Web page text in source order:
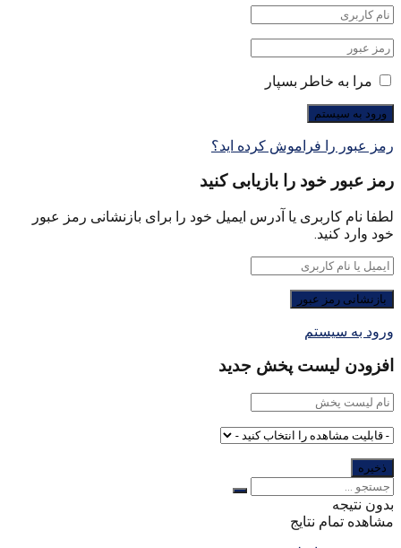
مرا به خاطر بسپار
رمز عبور را فراموش کرده اید؟
رمز عبور خود را بازیابی کنید
لطفا نام کاربری یا آدرس ایمیل خود را برای بازنشانی رمز عبور
خود وارد کنید.
ورود به سیستم
افزودن لیست پخش جدید
بدون نتیجه
مشاهده تمام نتایج